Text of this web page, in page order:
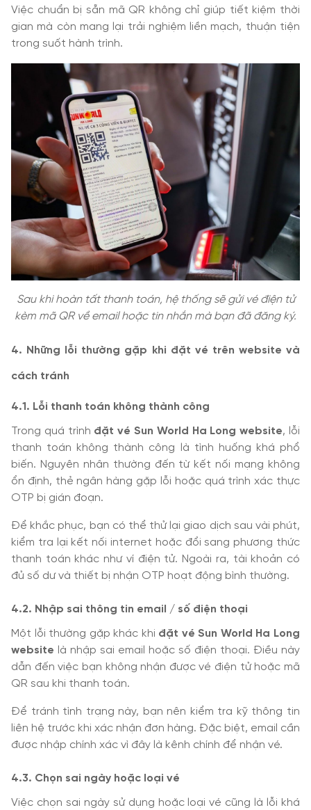
Việc chuẩn bị sẵn mã QR không chỉ giúp tiết kiệm thời
gian mà còn mang lại trải nghiệm liền mạch, thuận tiện
trong suốt hành trình.
Sau khi hoàn tất thanh toán, hệ thống sẽ gửi vé điện tử
kèm mã QR về email hoặc tin nhắn mà bạn đã đăng ký.
4. Những lỗi thường gặp khi đặt vé trên website và
cách tránh
4.1. Lỗi thanh toán không thành công
Trong quá trình đặt vé Sun World Ha Long website, lỗi
thanh toán không thành công là tình huống khá phổ
biến. Nguyên nhân thường đến từ kết nối mạng không
ổn định, thẻ ngân hàng gặp lỗi hoặc quá trình xác thực
OTP bị gián đoạn.
Để khắc phục, bạn có thể thử lại giao dịch sau vài phút,
kiểm tra lại kết nối internet hoặc đổi sang phương thức
thanh toán khác như ví điện tử. Ngoài ra, tài khoản có
đủ số dư và thiết bị nhận OTP hoạt động bình thường.
4.2. Nhập sai thông tin email / số điện thoại
Một lỗi thường gặp khác khi đặt vé Sun World Ha Long
website là nhập sai email hoặc số điện thoại. Điều này
dẫn đến việc bạn không nhận được vé điện tử hoặc mã
QR sau khi thanh toán.
Để tránh tình trạng này, bạn nên kiểm tra kỹ thông tin
liên hệ trước khi xác nhận đơn hàng. Đặc biệt, email cần
được nhập chính xác vì đây là kênh chính để nhận vé.
4.3. Chọn sai ngày hoặc loại vé
Việc chọn sai ngày sử dụng hoặc loại vé cũng là lỗi khá